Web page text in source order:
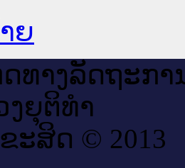
ຍ
ທາງ​ລັດ​ຖະ​ກາ
ງຍຸ​ຕິ​ທຳ
ະ​ສິດ © 2013